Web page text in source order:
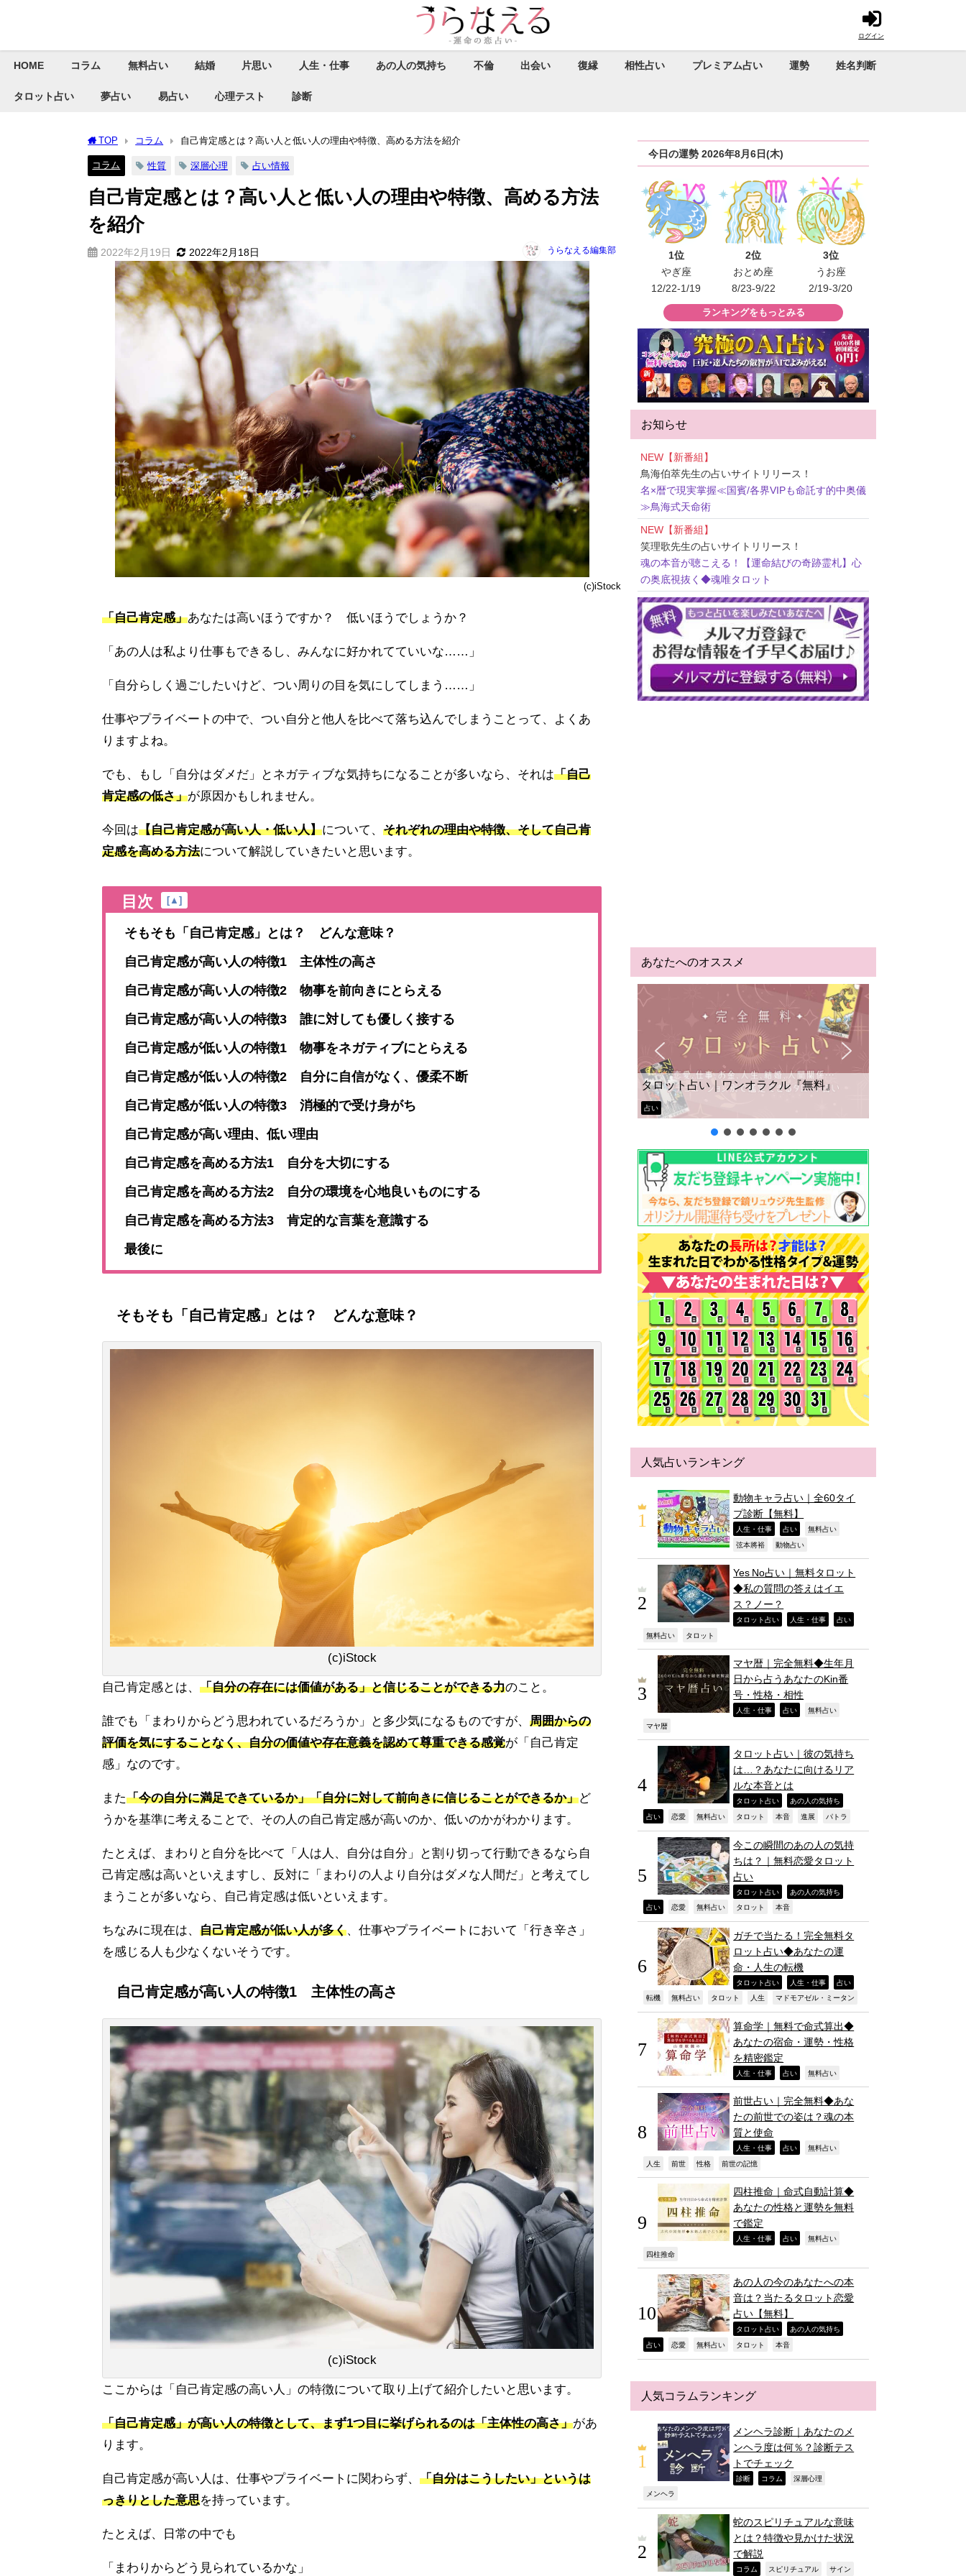
ログイン
HOME コラム 無料占い 結婚 片思い 人生・仕事 あの人の気持ち 不倫 出会い 復縁 相性占い プレミアム占い 運勢 姓名判断
タロット占い 夢占い 易占い 心理テスト 診断
TOP コラム 自己肯定感とは？高い人と低い人の理由や特徴、高める方法を紹介
コラム 性質 深層心理 占い情報
自己肯定感とは？高い人と低い人の理由や特徴、高める方法
を紹介
2022年2月19日 2022年2月18日 うらなえる編集部
(c)iStock
「自己肯定感」あなたは高いほうですか？ 低いほうでしょうか？
「あの人は私より仕事もできるし、みんなに好かれてていいな……」
「自分らしく過ごしたいけど、つい周りの目を気にしてしまう……」
仕事やプライベートの中で、つい自分と他人を比べて落ち込んでしまうことって、よくあ
りますよね。
でも、もし「自分はダメだ」とネガティブな気持ちになることが多いなら、それは「自己
肯定感の低さ」が原因かもしれません。
今回は【自己肯定感が高い人・低い人】について、 それぞれの理由や特徴、そして自己肯
定感を高める方法について解説していきたいと思います。
目次 [ ▲]
そもそも「自己肯定感」とは？ どんな意味？
自己肯定感が高い人の特徴1 主体性の高さ
自己肯定感が高い人の特徴2 物事を前向きにとらえる
自己肯定感が高い人の特徴3 誰に対しても優しく接する
自己肯定感が低い人の特徴1 物事をネガティブにとらえる
自己肯定感が低い人の特徴2 自分に自信がなく、優柔不断
自己肯定感が低い人の特徴3 消極的で受け身がち
自己肯定感が高い理由、低い理由
自己肯定感を高める方法1 自分を大切にする
自己肯定感を高める方法2 自分の環境を心地良いものにする
自己肯定感を高める方法3 肯定的な言葉を意識する
最後に
そもそも「自己肯定感」とは？ どんな意味？
(c)iStock
自己肯定感とは、 「自分の存在には価値がある」と信じることができる力のこと。
誰でも「まわりからどう思われているだろうか」と多少気になるものですが、 周囲からの
評価を気にすることなく、自分の価値や存在意義を認めて尊重できる感覚が「自己肯定
感」なのです。
また「今の自分に満足できているか」「自分に対して前向きに信じることができるか」ど
うかを基準に考えることで、その人の自己肯定感が高いのか、低いのかがわかります。
たとえば、まわりと自分を比べて「人は人、自分は自分」と割り切って行動できるなら自
己肯定感は高いといえますし、反対に「まわりの人より自分はダメな人間だ」と考えてし
まうことが多いなら、自己肯定感は低いといえます。
ちなみに現在は、 自己肯定感が低い人が多く 、仕事やプライベートにおいて「行き辛さ」
を感じる人も少なくないそうです。
自己肯定感が高い人の特徴1 主体性の高さ
(c)iStock
ここからは「自己肯定感の高い人」の特徴について取り上げて紹介したいと思います。
「自己肯定感」が高い人の特徴として、まず1つ目に挙げられるのは「主体性の高さ」があ
ります。
自己肯定感が高い人は、仕事やプライベートに関わらず、 「自分はこうしたい」というは
っきりとした意思を持っています。
たとえば、日常の中でも
「まわりからどう見られているかな」
今日の運勢 2026年8月6日(木)
1位
やぎ座
12/22-1/19
2位
おとめ座
8/23-9/22
3位
うお座
2/19-3/20
ランキングをもっとみる
お知らせ
NEW【新番組】
鳥海伯萃先生の占いサイトリリース！
名×暦で現実掌握≪国賓/各界VIPも命託す的中奥儀
≫鳥海式天命術
NEW【新番組】
笑理歌先生の占いサイトリリース！
魂の本音が聴こえる！【運命結びの奇跡霊札】心
の奥底視抜く◆魂唯タロット
あなたへのオススメ
タロット占い｜ワンオラクル『無料』
占い
人気占いランキング
動物キャラ占い｜全60タイ
プ診断【無料】
人生・仕事 占い 無料占い
弦本將裕 動物占い
Yes No占い｜無料タロット
◆私の質問の答えはイエ
ス？ノー？
タロット占い 人生・仕事 占い
無料占い タロット
マヤ暦｜完全無料◆生年月
日から占うあなたのKin番
号・性格・相性
人生・仕事 占い 無料占い
マヤ暦
タロット占い｜彼の気持ち
は…？あなたに向けるリア
ルな本音とは
タロット占い あの人の気持ち
占い 恋愛 無料占い タロット 本音 進展 パトラ
今この瞬間のあの人の気持
ちは？｜無料恋愛タロット
占い
タロット占い あの人の気持ち
占い 恋愛 無料占い タロット 本音
ガチで当たる！完全無料タ
ロット占い◆あなたの運
命・人生の転機
タロット占い 人生・仕事 占い
転機 無料占い タロット 人生 マドモアゼル・ミータン
算命学｜無料で命式算出◆
あなたの宿命・運勢・性格
を精密鑑定
人生・仕事 占い 無料占い
前世占い｜完全無料◆あな
たの前世での姿は？魂の本
質と使命
人生・仕事 占い 無料占い
人生 前世 性格 前世の記憶
四柱推命｜命式自動計算◆
あなたの性格と運勢を無料
で鑑定
人生・仕事 占い 無料占い
四柱推命
あの人の今のあなたへの本
音は？当たるタロット恋愛
占い【無料】
タロット占い あの人の気持ち
占い 恋愛 無料占い タロット 本音
人気コラムランキング
メンヘラ診断｜あなたのメ
ンヘラ度は何％？診断テス
トでチェック
診断 コラム 深層心理
メンヘラ
蛇のスピリチュアルな意味
とは？特徴や見かけた状況
で解説
コラム スピリチュアル サイン